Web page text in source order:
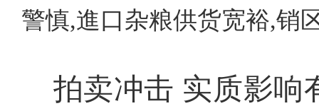
警慎,進口杂粮供货宽裕,销
拍卖冲击 实质影响